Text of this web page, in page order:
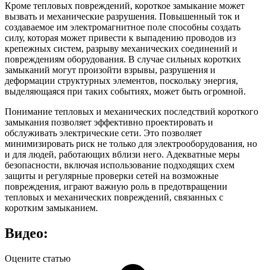
Кроме тепловых повреждений, короткое замыкание может
вызвать и механические разрушения. Повышенный ток и
создаваемое им электромагнитное поле способны создать
силу, которая может привести к выпадению проводов из
крепежных систем, разрыву механических соединений и
повреждениям оборудования. В случае сильных коротких
замыканий могут произойти взрывы, разрушения и
деформации структурных элементов, поскольку энергия,
выделяющаяся при таких событиях, может быть огромной.
Понимание тепловых и механических последствий короткого
замыкания позволяет эффективно проектировать и
обслуживать электрические сети. Это позволяет
минимизировать риск не только для электрооборудования, но
и для людей, работающих вблизи него. Адекватные меры
безопасности, включая использование подходящих схем
защиты и регулярные проверки сетей на возможные
повреждения, играют важную роль в предотвращении
тепловых и механических повреждений, связанных с
коротким замыканием.
Видео:
Оцените статью